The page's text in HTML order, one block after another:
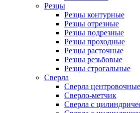
Резцы
Резцы контурные
Резцы отрезные
Резцы подрезные
Резцы проходные
Резцы расточные
Резцы резьбовые
Резцы строгальные
Сверла
Сверла центровочные
Сверло-метчик
Сверла с